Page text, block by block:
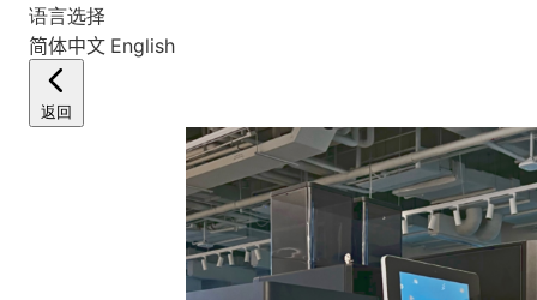
语言选择
简体中文 English
返回